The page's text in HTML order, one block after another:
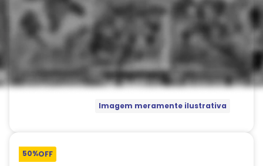
Imagem meramente ilustrativa
50%OFF